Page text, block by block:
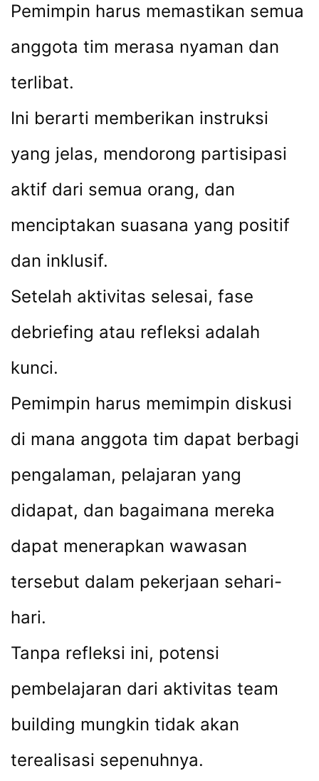
Pemimpin harus memastikan semua
anggota tim merasa nyaman dan
terlibat.
Ini berarti memberikan instruksi
yang jelas, mendorong partisipasi
aktif dari semua orang, dan
menciptakan suasana yang positif
dan inklusif.
Setelah aktivitas selesai, fase
debriefing atau refleksi adalah
kunci.
Pemimpin harus memimpin diskusi
di mana anggota tim dapat berbagi
pengalaman, pelajaran yang
didapat, dan bagaimana mereka
dapat menerapkan wawasan
tersebut dalam pekerjaan sehari-
hari.
Tanpa refleksi ini, potensi
pembelajaran dari aktivitas team
building mungkin tidak akan
terealisasi sepenuhnya.